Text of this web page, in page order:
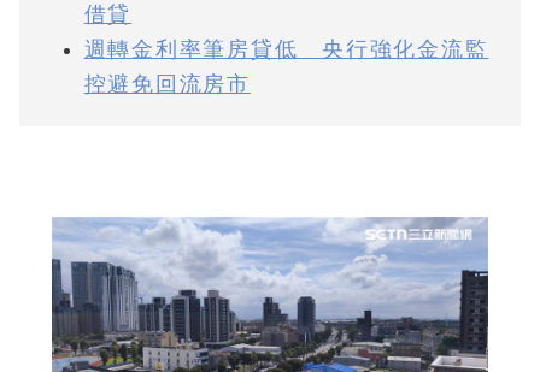
借貸
週轉金利率筆房貸低 央行強化金流監
控避免回流房市